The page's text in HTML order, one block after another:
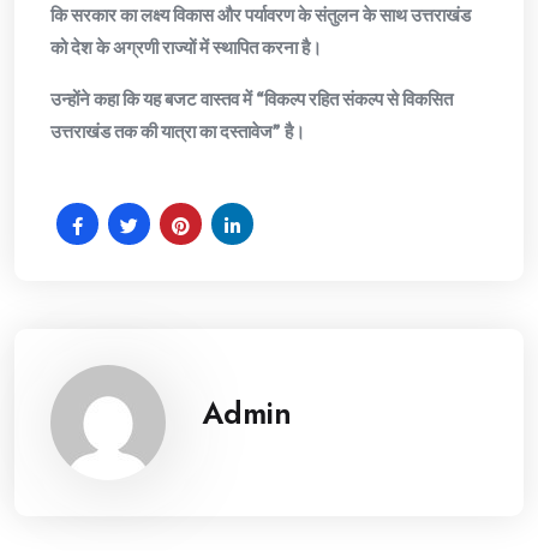
कि सरकार का लक्ष्य विकास और पर्यावरण के संतुलन के साथ उत्तराखंड
को देश के अग्रणी राज्यों में स्थापित करना है।
उन्होंने कहा कि यह बजट वास्तव में “विकल्प रहित संकल्प से विकसित
उत्तराखंड तक की यात्रा का दस्तावेज” है।
Admin